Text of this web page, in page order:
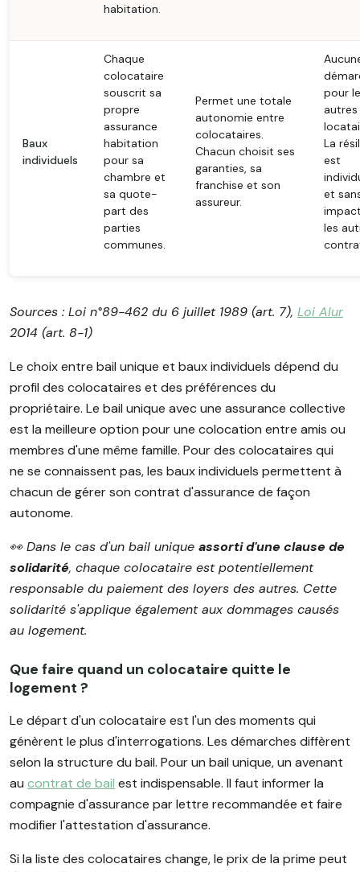
habitation.
Baux
individuels
Chaque
colocataire
souscrit sa
propre
assurance
habitation
pour sa
chambre et
sa quote-
part des
parties
communes.
Permet une totale
autonomie entre
colocataires.
Chacun choisit ses
garanties, sa
franchise et son
assureur.
pour
autres
La
est
et
les
Sources : Loi n°89-462 du 6 juillet 1989 (art. 7), Loi Alur
2014 (art. 8-1)
Le choix entre bail unique et baux individuels dépend du
profil des colocataires et des préférences du
propriétaire. Le bail unique avec une assurance collective
est la meilleure option pour une colocation entre amis ou
membres d'une même famille. Pour des colocataires qui
ne se connaissent pas, les baux individuels permettent à
chacun de gérer son contrat d'assurance de façon
autonome.
👀 Dans le cas d'un bail unique assorti d'une clause de
solidarité, chaque colocataire est potentiellement
responsable du paiement des loyers des autres. Cette
solidarité s'applique également aux dommages causés
au logement.
Que faire quand un colocataire quitte le
logement ?
Le départ d'un colocataire est l'un des moments qui
génèrent le plus d'interrogations. Les démarches diffèrent
selon la structure du bail. Pour un bail unique, un avenant
au contrat de bail est indispensable. Il faut informer la
compagnie d'assurance par lettre recommandée et faire
modifier l'attestation d'assurance.
Si la liste des colocataires change, le prix de la prime peut